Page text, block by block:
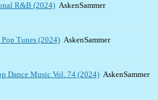
R&B (2024) AskenSammer
Tunes (2024) AskenSammer
Dance Music Vol. 74 (2024) AskenSammer